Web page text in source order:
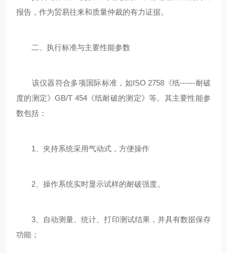
报告，作为贸易往来和质量仲裁的有力证据。
二、执行标准与主要性能参数
该仪器符合多项国际标准，如ISO 2758《纸------耐破
度的测定》GB/T 454《纸耐破的测定》等。其主要性能参
数包括：
1、夹持系统采用气动式，方便操作
2、操作系统实时显示试样的耐破强度。
3、自动测量、统计、打印测试结果，并具有数据保存
功能；